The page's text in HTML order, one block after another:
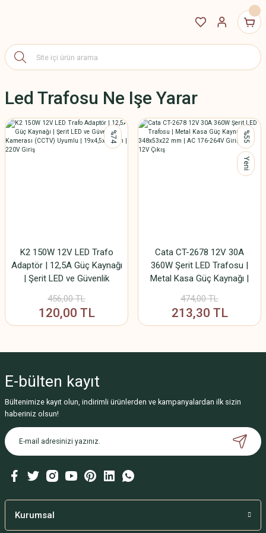
Led Trafosu Ne Işe Yarar
%74
K2 150W 12V LED Trafo
Adaptör | 12,5A Güç Kaynağı
| Şerit LED ve Güvenlik
19x4,5x3,5 cm | 220V Giriş
456,00 TL
120,00 TL
%55
Yeni
Cata CT-2678 12V 30A
360W Şerit LED Trafosu |
Metal Kasa Güç Kaynağı |
264V Giriş, DC 12V Çıkış
474,00 TL
213,30 TL
E-bülten kayıt
Bültenimize kayıt olun, indirimli ürünlerden ve kampanyalardan ilk sizin
haberiniz olsun!
Kurumsal